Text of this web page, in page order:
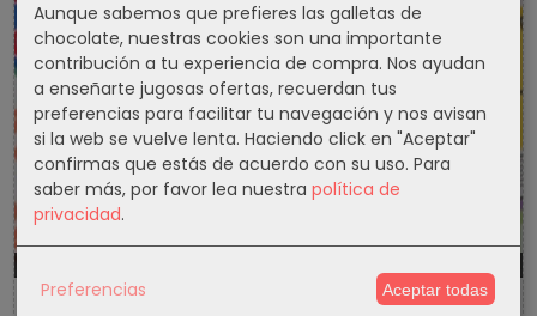
Aunque sabemos que prefieres las galletas de
chocolate, nuestras cookies son una importante
contribución a tu experiencia de compra. Nos ayudan
a enseñarte jugosas ofertas, recuerdan tus
preferencias para facilitar tu navegación y nos avisan
si la web se vuelve lenta. Haciendo click en "Aceptar"
confirmas que estás de acuerdo con su uso. Para
saber más, por favor lea nuestra política de
privacidad.
Preferencias Aceptar todas